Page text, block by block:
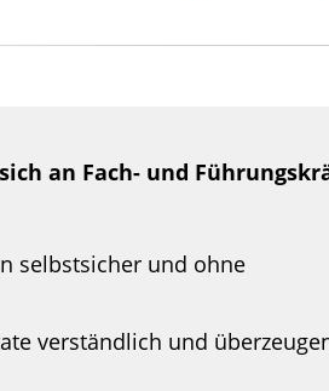
an Fach- und
selbstsicher und ohne
verständlich und